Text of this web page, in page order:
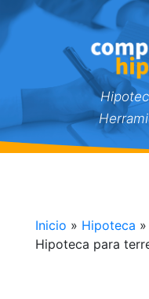
Inicio » Hipoteca »
Hipoteca para